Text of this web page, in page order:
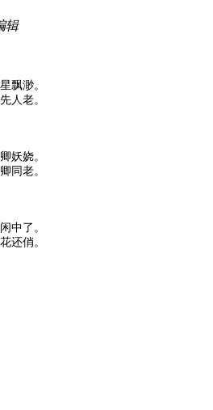
辑
飘渺。
人老。
妖娆。
同老。
中了。
还俏。